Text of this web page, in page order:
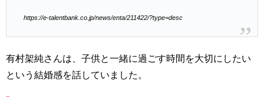
https://e-talentbank.co.jp/news/enta/211422/?type=desc
有村架純さんは、子供と一緒に過ごす時間を大切にしたい
という結婚感を話していました。